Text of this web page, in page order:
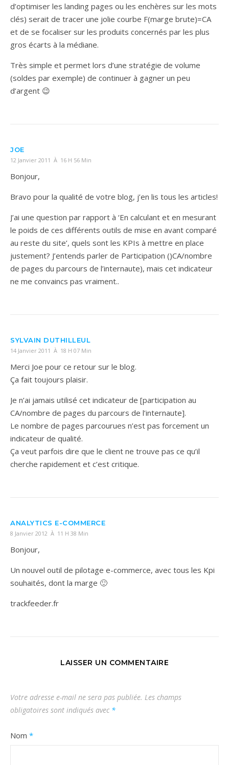
d’optimiser les landing pages ou les enchères sur les mots
clés) serait de tracer une jolie courbe F(marge brute)=CA
et de se focaliser sur les produits concernés par les plus
gros écarts à la médiane.
Très simple et permet lors d’une stratégie de volume
(soldes par exemple) de continuer à gagner un peu
d’argent 😉
JOE
12 Janvier 2011 À 16 H 56 Min
Bonjour,
Bravo pour la qualité de votre blog, j’en lis tous les articles!
J’ai une question par rapport à ‘En calculant et en mesurant
le poids de ces différents outils de mise en avant comparé
au reste du site’, quels sont les KPIs à mettre en place
justement? J’entends parler de Participation ()CA/nombre
de pages du parcours de l’internaute), mais cet indicateur
ne me convaincs pas vraiment..
SYLVAIN DUTHILLEUL
14 Janvier 2011 À 18 H 07 Min
Merci Joe pour ce retour sur le blog.
Ça fait toujours plaisir.
Je n’ai jamais utilisé cet indicateur de [participation au
CA/nombre de pages du parcours de l’internaute].
Le nombre de pages parcourues n’est pas forcement un
indicateur de qualité.
Ça veut parfois dire que le client ne trouve pas ce qu’il
cherche rapidement et c’est critique.
ANALYTICS E-COMMERCE
8 Janvier 2012 À 11 H 38 Min
Bonjour,
Un nouvel outil de pilotage e-commerce, avec tous les Kpi
souhaités, dont la marge 🙂
trackfeeder.fr
LAISSER UN COMMENTAIRE
Votre adresse e-mail ne sera pas publiée. Les champs
obligatoires sont indiqués avec *
Nom *